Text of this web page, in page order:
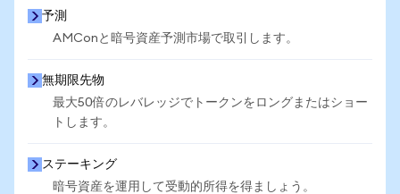
予測
AMConと暗号資産予測市場で取引します。
無期限先物
最大50倍のレバレッジでトークンをロングまたはショー
トします。
ステーキング
暗号資産を運用して受動的所得を得ましょう。